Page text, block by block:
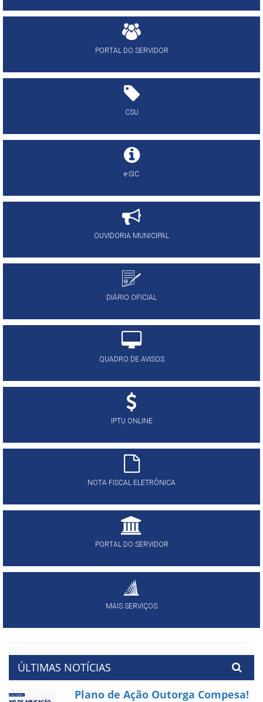
PORTAL DO SERVIDOR
CSU
e-SIC
OUVIDORIA MUNICIPAL
DIÁRIO OFICIAL
QUADRO DE AVISOS
IPTU ONLINE
NOTA FISCAL ELETRÔNICA
PORTAL DO SERVIDOR
MAIS SERVIÇOS
ÚLTIMAS NOTÍCIAS
Plano de Ação Outorga Compesa!